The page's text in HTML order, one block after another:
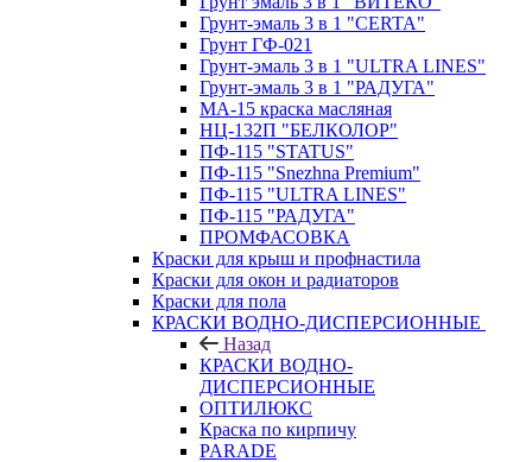
Грунт-эмаль 3 в 1 "CERTA"
Грунт ГФ-021
Грунт-эмаль 3 в 1 "ULTRA LINES"
Грунт-эмаль 3 в 1 "РАДУГА"
МА-15 краска масляная
НЦ-132П "БЕЛКОЛОР"
ПФ-115 "STATUS"
ПФ-115 "Snezhna Premium"
ПФ-115 "ULTRA LINES"
ПФ-115 "РАДУГА"
ПРОМФАСОВКА
Краски для крыш и профнастила
Краски для окон и радиаторов
Краски для пола
КРАСКИ ВОДНО-ДИСПЕРСИОННЫЕ
Назад
КРАСКИ ВОДНО-
ДИСПЕРСИОННЫЕ
ОПТИЛЮКС
Краска по кирпичу
PARADE